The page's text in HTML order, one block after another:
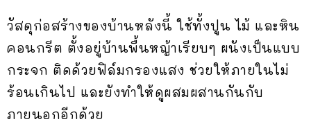
วัสดุก่อสร้างของบ้านหลังนี้ ใช้ทั้งปูน ไม้ และหิน
คอนกรีต ตั้งอยู่บ้านพื้นหญ้าเรียบๆ ผนังเป็นแบบ
กระจก ติดด้วยฟิล์มกรองแสง ช่วยให้ภายในไม่
ร้อนเกินไป และยังทำให้ดูผสมผสานกันกับ
ภายนอกอีกด้วย